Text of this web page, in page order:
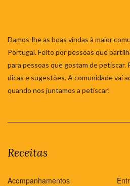
Damos-lhe as boas vindas à maior
Portugal. Feito por pessoas que
para pessoas que gostam de petiscar.
dicas e sugestões. A comunidade vai
quando nos juntamos a petiscar!
Receitas
Acompanhamentos